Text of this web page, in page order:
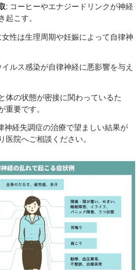
: コーヒーやエナジードリンクが神経
こす。
女性は生理周期や妊娠によって自律神
ルス感染が自律神経に悪影響を与え
体の状態が密接に関わっているた
要です。
神経失調症の治療で望ましい結果が
院へご相談ください。